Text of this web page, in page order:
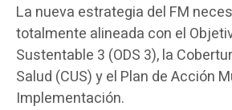
La nueva estrategia del FM
totalmente alineada con el
Sustentable 3 (ODS 3), la
Salud (CUS) y el Plan de Acción
Implementación.